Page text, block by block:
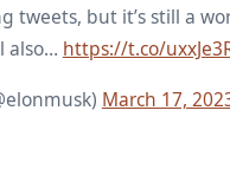
tweets, but it’s still a
also… https://t.co/
March 17,